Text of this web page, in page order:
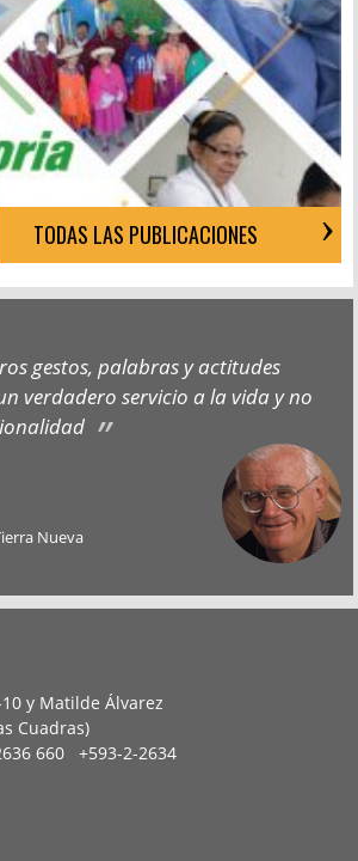
TODAS LAS PUBLICACIONES
gestos, palabras y actitudes
verdadero servicio a la vida y no
Nueva
y Matilde Álvarez
Cuadras)
660 +593-2-2634